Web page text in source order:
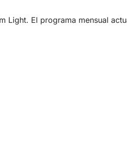
Light. El programa mensual